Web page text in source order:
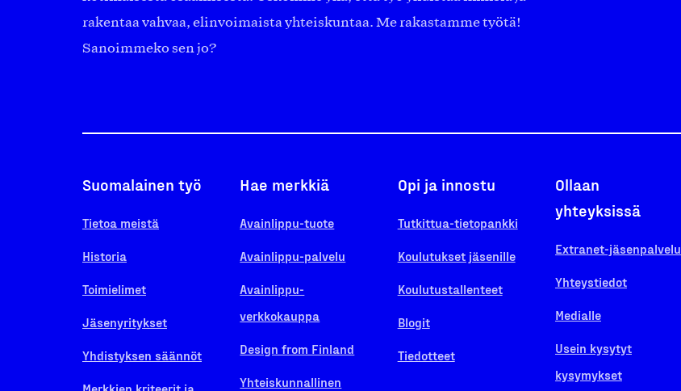
rakentaa vahvaa, elinvoimaista yhteiskuntaa. Me rakastamme työtä!
Sanoimmeko sen jo?
Suomalainen työ
Tietoa meistä
Historia
Toimielimet
Jäsenyritykset
Yhdistyksen säännöt
Hae merkkiä
Avainlippu-tuote
Avainlippu-palvelu
Avainlippu-
verkkokauppa
Design from Finland
Yhteiskunnallinen
Opi ja innostu
Tutkittua-tietopankki
Koulutukset jäsenille
Koulutustallenteet
Blogit
Tiedotteet
Ollaan
yhteyksissä
Extranet-jäsenpalvelu
Yhteystiedot
Medialle
Usein kysytyt
kysymykset